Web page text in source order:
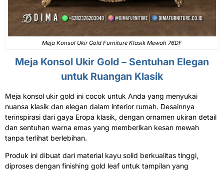
Meja Konsol UkirGold Furniture Klasik Mewah 76DF
Meja Konsol Ukir Gold – Sentuhan Elegan
untuk Ruangan Klasik
Meja konsol ukir gold ini cocok untuk Anda yang menyukai
nuansa klasik dan elegan dalam interior rumah. Desainnya
terinspirasi dari gaya Eropa klasik, dengan ornamen ukiran detail
dan sentuhan warna emas yang memberikan kesan mewah
tanpa terlihat berlebihan.
Produk ini dibuat dari material kayu solid berkualitas tinggi,
diproses dengan finishing gold leaf untuk tampilan yang